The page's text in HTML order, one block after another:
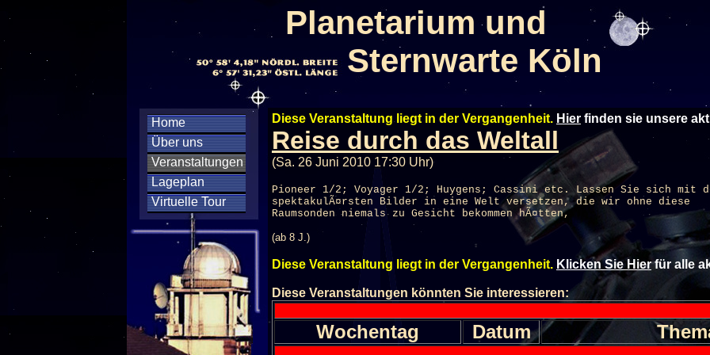
Planetarium und
Sternwarte Köln
Home
Über uns
Veranstaltungen
Lageplan
Virtuelle Tour
Diese Veranstaltung liegt in der Vergangenheit. Hier finden sie unsere
Reise durch das Weltall
(Sa. 26 Juni 2010 17:30 Uhr)
Pioneer 1/2; Voyager 1/2; Huygens; Cassini etc. Lassen Sie sich mit
spektakulÃ¤rsten Bilder in eine Welt versetzen, die wir ohne diese
Raumsonden niemals zu Gesicht bekommen hÃ¤tten,
(ab 8 J.)
Diese Veranstaltung liegt in der Vergangenheit. Klicken Sie Hierfür alle
Diese Veranstaltungen könnten Sie interessieren:
Wochentag Datum